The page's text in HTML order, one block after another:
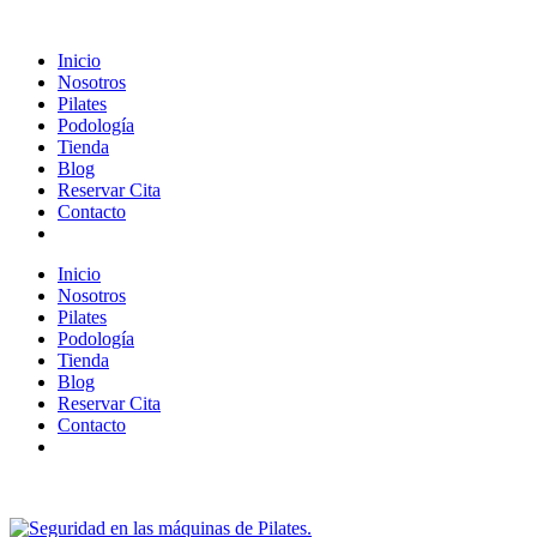
Inicio
Nosotros
Pilates
Podología
Tienda
Blog
Reservar Cita
Contacto
Inicio
Nosotros
Pilates
Podología
Tienda
Blog
Reservar Cita
Contacto